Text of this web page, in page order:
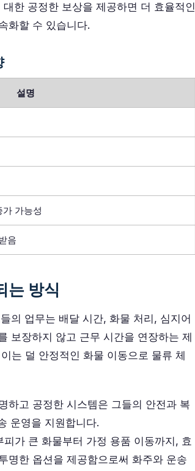
한 공정한 보상을 제공하면 더 효율적인
화할 수 있습니다.
설명
가능성
음
는 방식
의 업무는 배달 시간, 화물 처리, 심지어
보장하지 않고 근무 시간을 연장하는 제
는 덜 안정적인 화물 이동으로 물류 체
하고 공정한 시스템은 그들의 안전과 복
운영을 지원합니다.
가 큰 화물부터 가정 용품 이동까지, 효
명한 옵션을 제공함으로써 화주와 운송